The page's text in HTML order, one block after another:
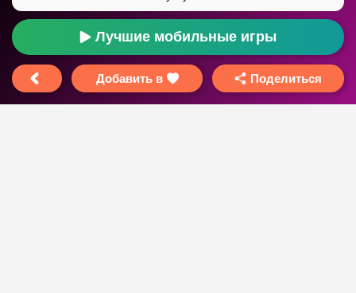
Лучшие мобильные игры
Добавить в Поделиться